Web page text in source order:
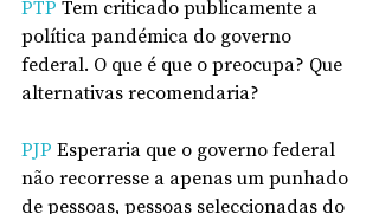
PTP Tem criticado publicamente a
política pandémica do governo
federal. O que é que o preocupa? Que
alternativas recomendaria?
PJP Esperaria que o governo federal
não recorresse a apenas um punhado
de pessoas, pessoas seleccionadas do